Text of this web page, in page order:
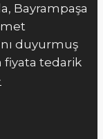
Bayrampaşa
duyurmuş
fiyata tedarik